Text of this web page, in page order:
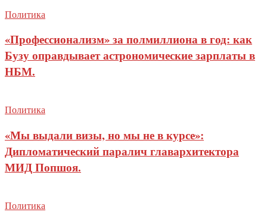
Политика
«Профессионализм» за полмиллиона в год: как
Бузу оправдывает астрономические зарплаты в
НБМ.
Политика
«Мы выдали визы, но мы не в курсе»:
Дипломатический паралич главархитектора
МИД Попшоя.
Политика